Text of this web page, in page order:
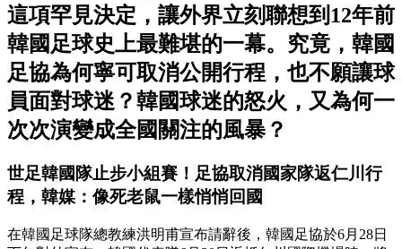
這項罕見決定，讓外界立刻聯想到12年前
韓國足球史上最難堪的一幕。究竟，韓國
足協為何寧可取消公開行程，也不願讓球
員面對球迷？韓國球迷的怒火，又為何一
次次演變成全國關注的風暴？
世足韓國隊止步小組賽！足協取消國家隊返仁川行
程，韓媒：像死老鼠一樣悄悄回國
在韓國足球隊總教練洪明甫宣布請辭後，韓國足協於6月28日